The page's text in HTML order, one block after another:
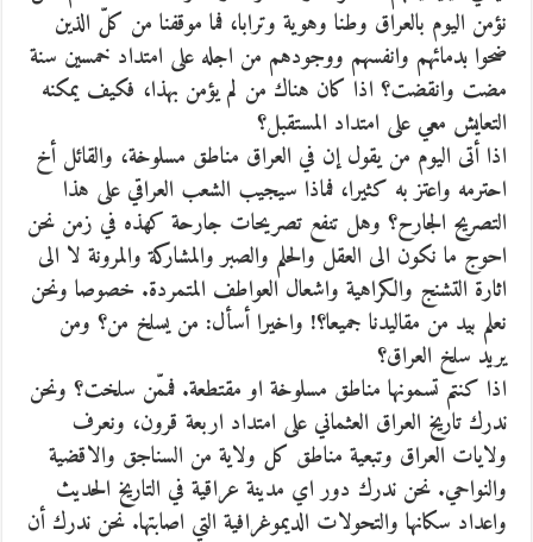
نؤمن اليوم بالعراق وطنا وهوية وترابا، فما موقفنا من كلّ الذين
ضحوا بدمائهم وانفسهم ووجودهم من اجله على امتداد خمسين سنة
مضت وانقضت؟ اذا كان هناك من لم يؤمن بهذا، فكيف يمكنه
التعايش معي على امتداد المستقبل؟
اذا أتى اليوم من يقول إن في العراق مناطق مسلوخة، والقائل أخ
احترمه واعتز به كثيرا، فماذا سيجيب الشعب العراقي على هذا
التصريح الجارح؟ وهل تنفع تصريحات جارحة كهذه في زمن نحن
احوج ما نكون الى العقل والحلم والصبر والمشاركة والمرونة لا الى
اثارة التشنج والكراهية واشعال العواطف المتمردة. خصوصا ونحن
نعلم بيد من مقاليدنا جميعا؟! واخيرا أسأل: من يسلخ من؟ ومن
يريد سلخ العراق؟
اذا كنتم تسمونها مناطق مسلوخة او مقتطعة. فممّن سلخت؟ ونحن
ندرك تاريخ العراق العثماني على امتداد اربعة قرون، ونعرف
ولايات العراق وتبعية مناطق كل ولاية من السناجق والاقضية
والنواحي. نحن ندرك دور اي مدينة عراقية في التاريخ الحديث
واعداد سكانها والتحولات الديموغرافية التي اصابتها. نحن ندرك أن